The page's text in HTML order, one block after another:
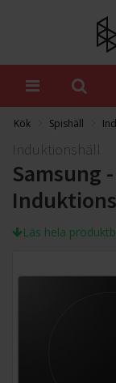
Kök Spishäll
Induktionshäll
Samsung
Läs hela